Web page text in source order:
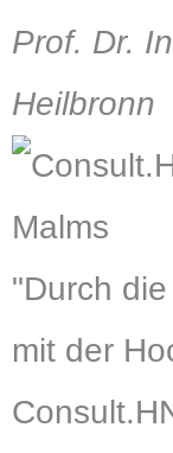
Prof. Dr.
Heilbronn
"Durch
mit der